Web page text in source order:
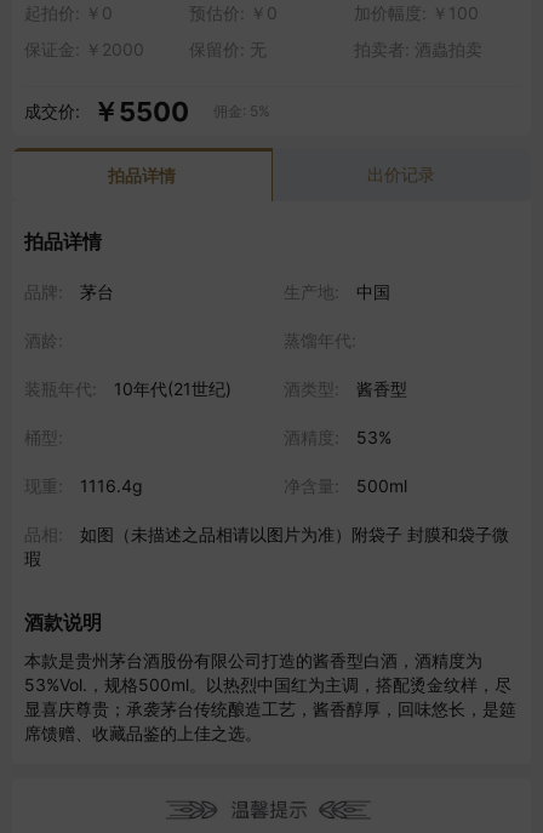
起拍价: ￥0 预估价: ￥0
加价幅度: ￥100
保证金: ￥2000
保留价: 无 拍卖者: 酒蟲拍卖
成交价: ￥5500 佣金: 5%
拍品详情 出价记录
拍品详情
品牌: 茅台 生产地: 中国
酒龄: 蒸馏年代:
装瓶年代: 10年代(21世纪) 酒类型: 酱香型
桶型: 酒精度: 53%
现重: 1116.4g 净含量: 500ml
品相:
如图（未描述之品相请以图片为准）附袋子 封膜和袋子微
瑕
酒款说明
本款是贵州茅台酒股份有限公司打造的酱香型白酒，酒精度为
53%Vol.，规格500ml。以热烈中国红为主调，搭配烫金纹样，尽
显喜庆尊贵；承袭茅台传统酿造工艺，酱香醇厚，回味悠长，是筵
席馈赠、收藏品鉴的上佳之选。